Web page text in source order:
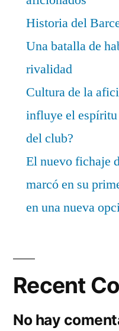
Historia del
Una batalla de
rivalidad
Cultura de la
influye el
del club?
El nuevo fichaje
marcó en su
en una nueva
Recent
No hay